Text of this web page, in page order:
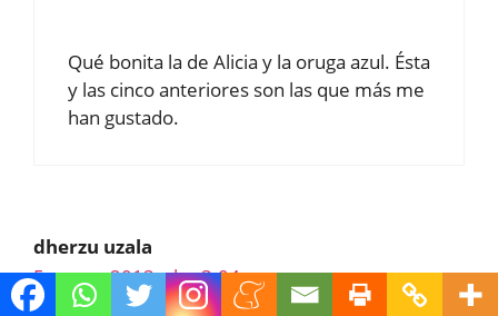
Qué bonita la de Alicia y la oruga azul. Ésta
y las cinco anteriores son las que más me
han gustado.
dherzu uzala
5 enero, 2013 a las 3:04